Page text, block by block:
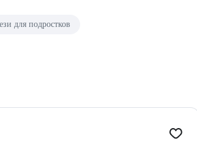
для подростков